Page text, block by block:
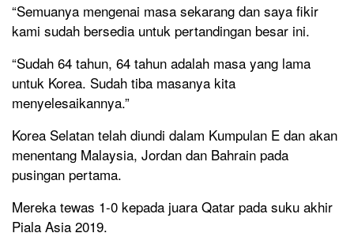
“Semuanya mengenai masa sekarang dan saya fikir
kami sudah bersedia untuk pertandingan besar ini.
“Sudah 64 tahun, 64 tahun adalah masa yang lama
untuk Korea. Sudah tiba masanya kita
menyelesaikannya.”
Korea Selatan telah diundi dalam Kumpulan E dan akan
menentang Malaysia, Jordan dan Bahrain pada
pusingan pertama.
Mereka tewas 1-0 kepada juara Qatar pada suku akhir
Piala Asia 2019.